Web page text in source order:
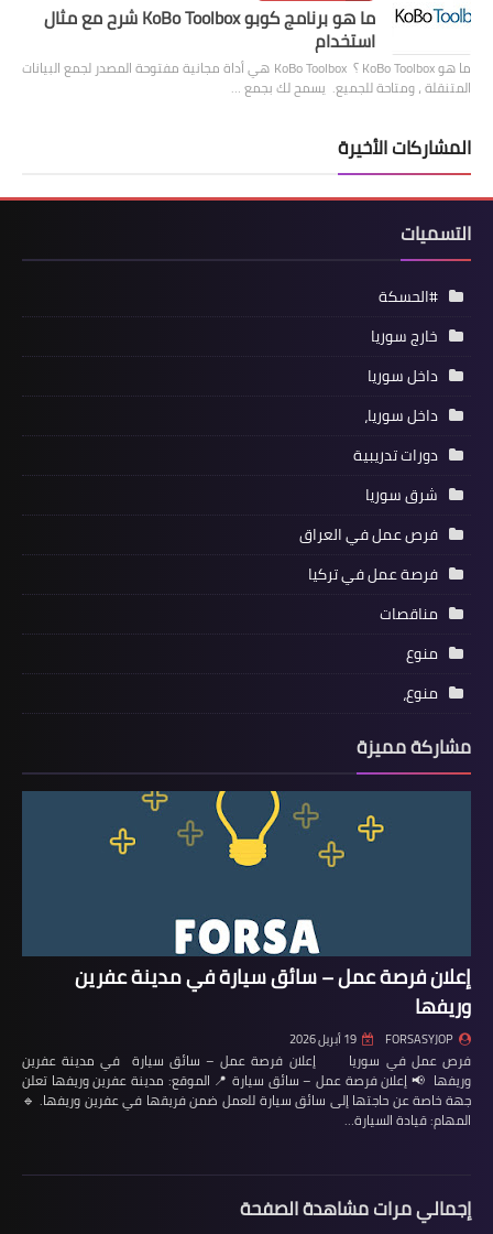
ما هو برنامج كوبو KoBo Toolbox شرح مع مثال
استخدام
ما هو KoBo Toolbox ؟ KoBo Toolbox هي أداة مجانية مفتوحة المصدر لجمع البيانات
المتنقلة ، ومتاحة للجميع. يسمح لك بجمع …
المشاركات الأخيرة
التسميات
#الحسكة
خارج سوريا
داخل سوريا
داخل سوريا،
دورات تدريبية
شرق سوريا
فرص عمل في العراق
فرصة عمل في تركيا
مناقصات
منوع
منوع،
مشاركة مميزة
إعلان فرصة عمل – سائق سيارة في مدينة عفرين
وريفها
FORSASYJOP 19 أبريل 2026
فرص عمل في سوريا إعلان فرصة عمل – سائق سيارة في مدينة عفرين
وريفها 📢 إعلان فرصة عمل – سائق سيارة 📍 الموقع: مدينة عفرين وريفها تعلن
جهة خاصة عن حاجتها إلى سائق سيارة للعمل ضمن فريقها في عفرين وريفها. 🔹
المهام: قيادة السيارة…
إجمالي مرات مشاهدة الصفحة